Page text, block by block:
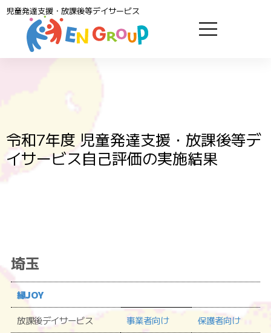
児童発達支援・放課後等デイサービス
令和7年度 児童発達支援・放課後等デ
イサービス自己評価の実施結果
埼玉
縁JOY
放課後デイサービス
事業者向け
保護者向け